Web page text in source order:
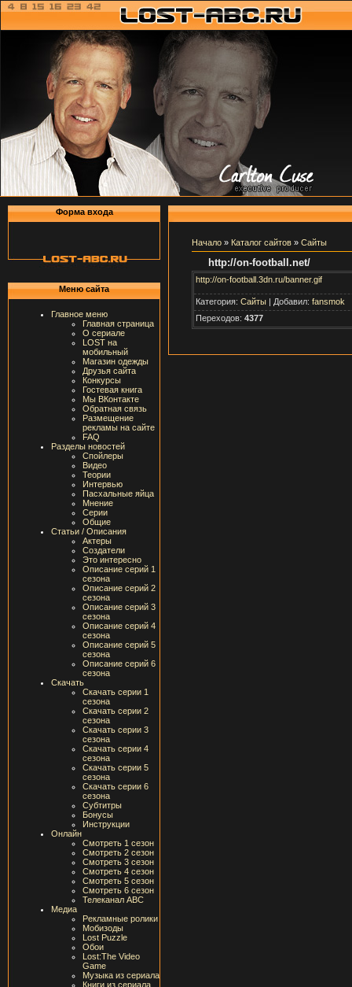
Формавхода
Меню сайта
Главное меню
Главная страница
О сериале
LOST на
мобильный
Магазин одежды
Друзья сайта
Конкурсы
Гостевая книга
Мы ВКонтакте
Обратная связь
Размещение
рекламы на сайте
FAQ
Разделы новостей
Спойлеры
Видео
Теории
Интервью
Пасхальные яйца
Мнение
Серии
Общие
Статьи / Описания
Актеры
Создатели
Это интересно
Описание серий 1
сезона
Описание серий 2
сезона
Описание серий 3
сезона
Описание серий 4
сезона
Описание серий 5
сезона
Описание серий 6
сезона
Скачать
Скачать серии 1
сезона
Скачать серии 2
сезона
Скачать серии 3
сезона
Скачать серии 4
сезона
Скачать серии 5
сезона
Скачать серии 6
сезона
Субтитры
Бонусы
Инструкции
Онлайн
Смотреть 1 сезон
Смотреть 2 сезон
Смотреть 3 сезон
Смотреть 4 сезон
Смотреть 5 сезон
Смотреть 6 сезон
Телеканал ABC
Медиа
Рекламные ролики
Мобизоды
Lost Puzzle
Обои
Lost:The Video
Game
Музыка из сериала
Книги из сериала
Начало » Каталог сайтов » Сайты
http://on-football.net/
http://on-football.3dn.ru/banner.gif
Категория: Сайты | Добавил: fansmok
Переходов: 4377